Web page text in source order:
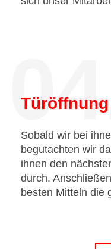
04.
Türöffnung
Sobald wir bei
begutachten wir
ihnen den
durch.
besten Mitteln die